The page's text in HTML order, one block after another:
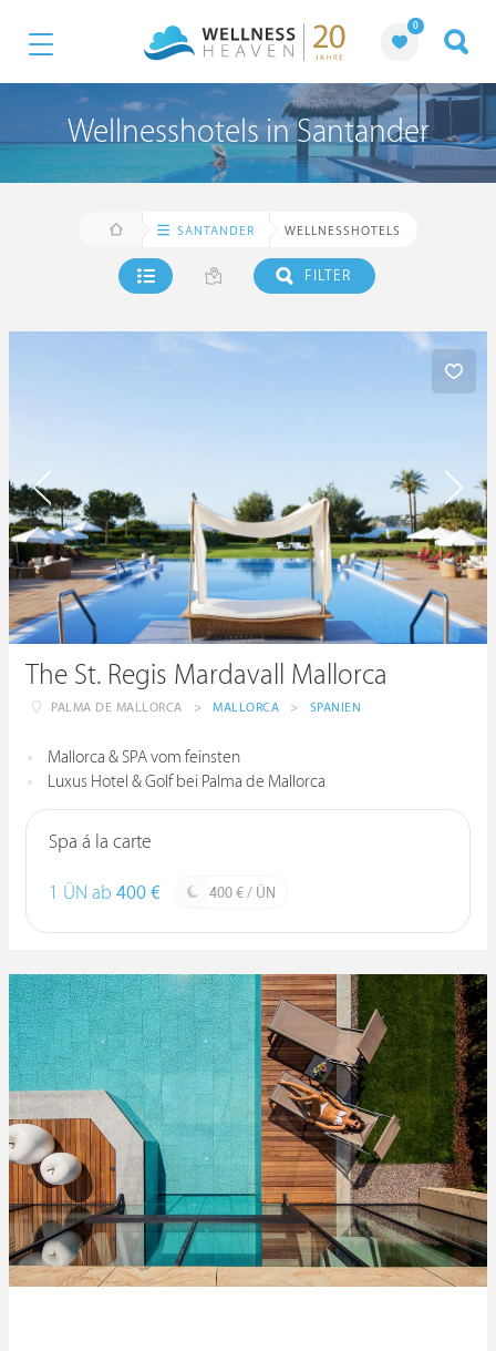
0
Wellnesshotels in Santander
SANTANDER WELLNESSHOTELS
FILTER
The St. Regis Mardavall Mallorca
PALMA DE MALLORCA > MALLORCA > SPANIEN
Mallorca & SPA vom feinsten
Luxus Hotel & Golf bei Palma de Mallorca
Spa á la carte
1 ÜN ab 400 € 400 € / ÜN